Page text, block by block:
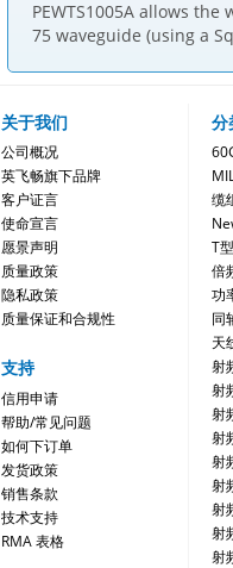
PEWTS1005A allows
75 waveguide (using a
关于我们
公司概况
英飞畅旗下品牌
客户证言
使命宣言
愿景声明
质量政策
隐私政策
质量保证和合规性
支持
信用申请
帮助/常见问题
如何下订单
发货政策
销售条款
技术支持
RMA 表格
分
缆
T
倍
功
同
天
射
射
射
射
射
射
射
射
射